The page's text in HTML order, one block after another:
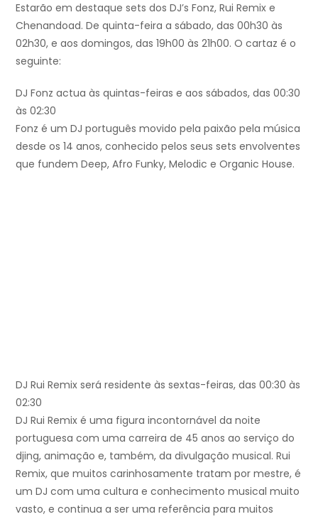
Estarão em destaque sets dos DJ’s Fonz, Rui Remix e
Chenandoad. De quinta-feira a sábado, das 00h30 às
02h30, e aos domingos, das 19h00 às 21h00. O cartaz é o
seguinte:
DJ Fonz actua às quintas-feiras e aos sábados, das 00:30
às 02:30
Fonz é um DJ português movido pela paixão pela música
desde os 14 anos, conhecido pelos seus sets envolventes
que fundem Deep, Afro Funky, Melodic e Organic House.
DJ Rui Remix será residente às sextas-feiras, das 00:30 às
02:30
DJ Rui Remix é uma figura incontornável da noite
portuguesa com uma carreira de 45 anos ao serviço do
djing, animação e, também, da divulgação musical. Rui
Remix, que muitos carinhosamente tratam por mestre, é
um DJ com uma cultura e conhecimento musical muito
vasto, e continua a ser uma referência para muitos